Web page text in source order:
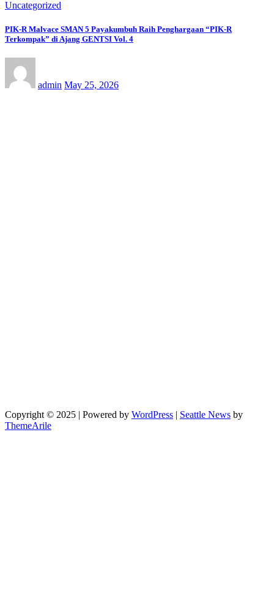
Uncategorized
PIK-R Malvace SMAN 5 Payakumbuh Raih Penghargaan “PIK-R
Terkompak” di Ajang GENTSI Vol. 4
admin May 25, 2026
Copyright © 2025 | Powered by WordPress | Seattle News by
ThemeArile